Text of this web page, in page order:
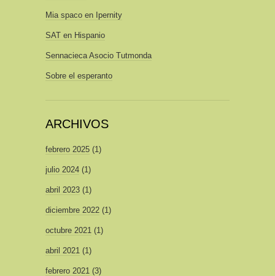
Mia spaco en Ipernity
SAT en Hispanio
Sennacieca Asocio Tutmonda
Sobre el esperanto
ARCHIVOS
febrero 2025 (1)
julio 2024 (1)
abril 2023 (1)
diciembre 2022 (1)
octubre 2021 (1)
abril 2021 (1)
febrero 2021 (3)